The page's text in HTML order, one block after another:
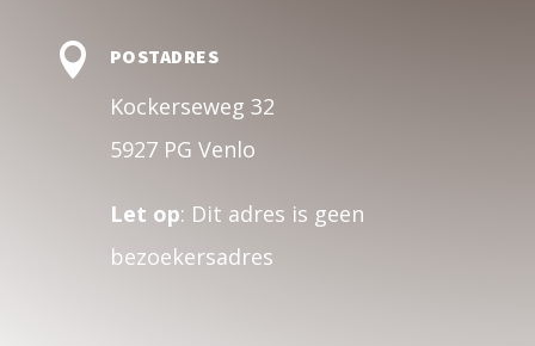
 POSTADRES
Kockerseweg 32
5927 PG Venlo
Let op: Dit adres is geen
bezoekersadres